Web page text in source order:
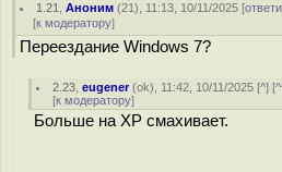
1.21 ,Аноним (21), 11:13, 10/11/2025 [
[к модератору]
Переездание Windows 7?
2.23 ,eugener(ok), 11:42, 10/11/2025 [^] [
[к модератору]
Больше на XP смахивает.